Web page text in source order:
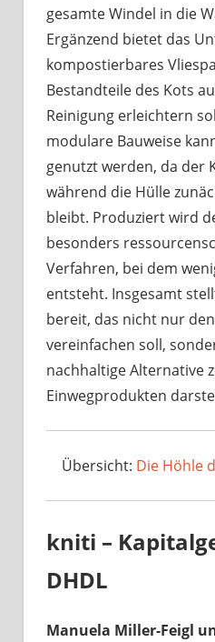
gesamte Windel in die
Ergänzend bietet das
kompostierbares
Bestandteile des Kots
Reinigung erleichtern
modulare Bauweise
genutzt werden, da der
während die Hülle
bleibt. Produziert wird
besonders
Verfahren, bei dem
entsteht. Insgesamt
bereit, das nicht nur
vereinfachen soll,
nachhaltige Alternative
Einwegprodukten
Übersicht: Die Höhle
kniti –
DHDL
Manuela Miller-Feigl